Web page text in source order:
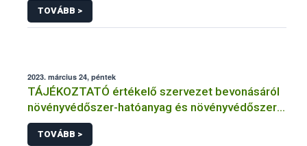
TOVÁBB >
2023. március 24, péntek
TÁJÉKOZTATÓ értékelő szervezet bevonásáról
növényvédőszer-hatóanyag és növényvédőszer
engedélyezésére, továbbá a meglévő engedély
meghosszabbítására vagy módosítására irányuló
TOVÁBB >